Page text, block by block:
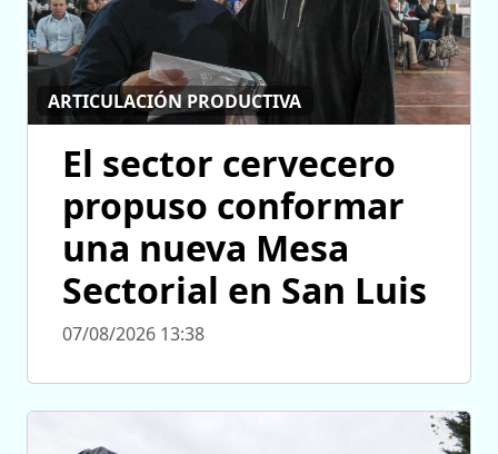
ARTICULACIÓN PRODUCTIVA
El sector cervecero
propuso conformar
una nueva Mesa
Sectorial en San Luis
07/08/2026 13:38